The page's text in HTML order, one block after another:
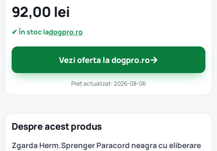
92,00 lei
✔ În stoc ladogpro.ro
Vezi oferta la dogpro.ro→
Preț actualizat: 2026-08-06
Despre acest produs
Zgarda Herm.Sprenger Paracord neagra cu eliberare